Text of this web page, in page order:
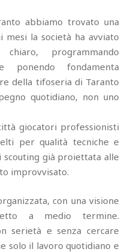
abbiamo trovato una
la società ha avviato
programmando
ponendo fondamenta
della tifoseria di Taranto
quotidiano, non uno
giocatori professionisti
per qualità tecniche e
scouting già proiettata alle
improvvisato.
con una visione
a medio termine.
serietà e senza cercare
solo il lavoro quotidiano e